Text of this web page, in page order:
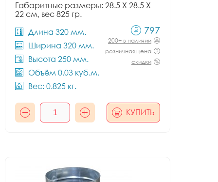
Габаритные размеры: 28.5 X 28.5 X
22 см, вес 825 гр.
Длина 320 мм.
Ширина 320 мм.
Высота 250 мм.
Объём 0.03 куб.м.
Вес: 0.825 кг.
797
200+ в наличии
розничная цена
скидки
КУПИТЬ